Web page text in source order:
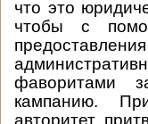
что это
чтобы с
фаворитами
кампанию.
авторитет,